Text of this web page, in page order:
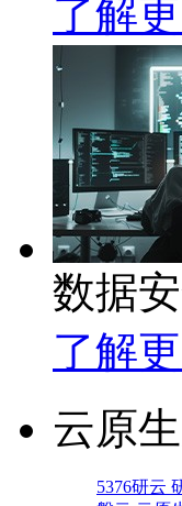
了解
数据
了解
云原
5376研云